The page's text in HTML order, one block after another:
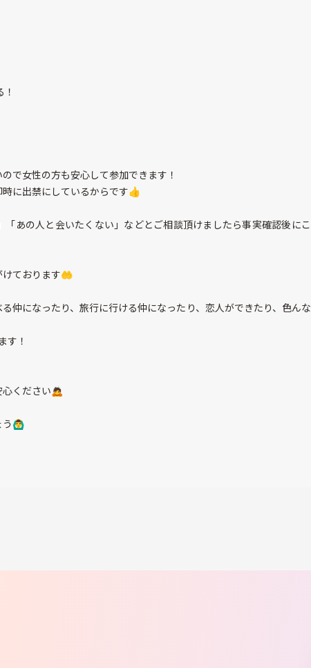
で女性の方も安心して参加できます！
に出禁にしているからです👍
あの人と会いたくない」などとご相談頂けましたら事実確認後にこ
けております🤲
仲になったり、旅行に行ける仲になったり、恋人ができたり、色んな
す！
ください🙇
🙆‍♂️